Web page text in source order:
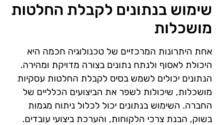
שימוש בנתונים לקבלת החלטות
מושכלות
אחת היתרונות המרכזיים של טכנולוגיה חכמה היא
היכולת לאסוף ולנתח נתונים בצורה מדויקת ומהירה.
הנתונים יכולים לשמש בסיס לקבלת החלטות עסקיות
מושכלות, שיכולות לשפר את הביצועים הכלליים של
החברה. השימוש בנתונים יכול לכלול ניתוח מגמות
בשוק, הבנת צרכי הלקוחות, והערכת ביצועי עובדים.